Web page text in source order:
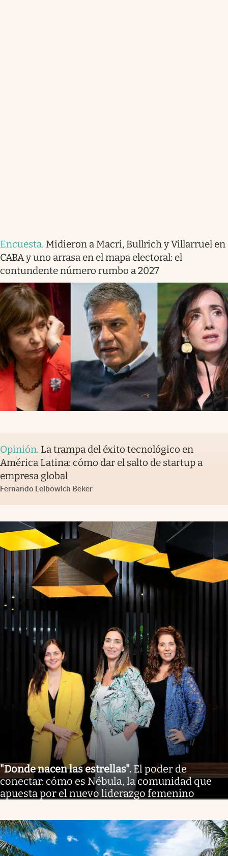
Encuesta. Midieron a Macri, Bullrich y Villarruel en
CABA y uno arrasa en el mapa electoral: el
contundente número rumbo a 2027
Opinión. La trampa del éxito tecnológico en
América Latina: cómo dar el salto de startup a
empresa global
Fernando Leibowich Beker
"Donde nacen las estrellas". El poder de
conectar: cómo es Nébula, la comunidad que
apuesta por el nuevo liderazgo femenino